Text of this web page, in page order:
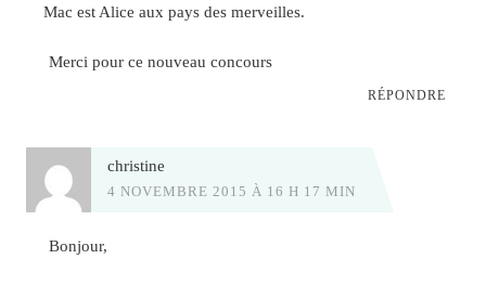
Mac est Alice aux pays des merveilles.
Merci pour ce nouveau concours
RÉPONDRE
christine
4 NOVEMBRE 2015 À 16 H 17 MIN
Bonjour,